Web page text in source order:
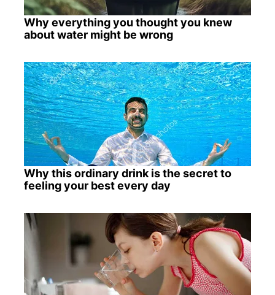
Why everything you thought you knew
about water might be wrong
Why this ordinary drink is the secret to
feeling your best every day